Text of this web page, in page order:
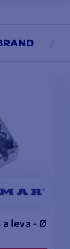
leva - Ø